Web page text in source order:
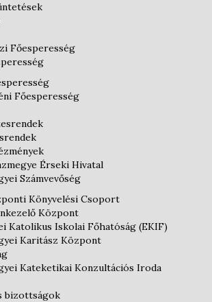
Főesperesség
Főesperesség
Érseki Hivatal
Számvevőség
Könyvelési Csoport
Központ
Katolikus Iskolai Főhatóság (EKIF)
Karitász Központ
Kateketikai Konzultációs Iroda
bizottságok